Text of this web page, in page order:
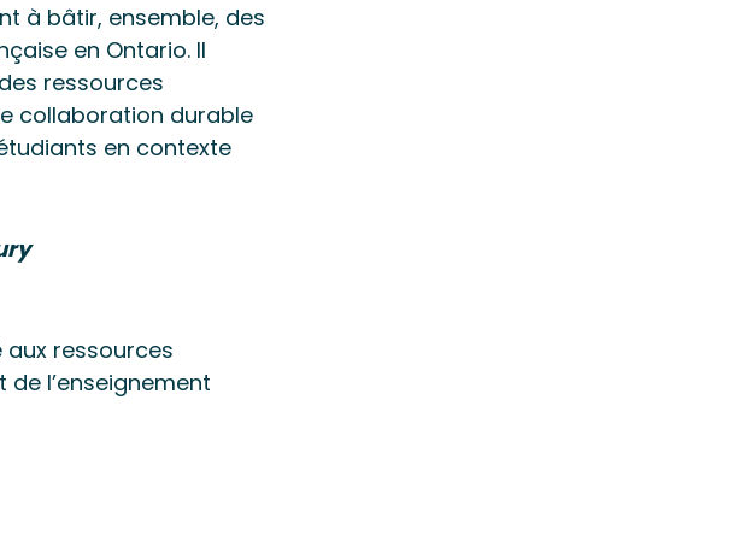
à bâtir, ensemble, des
en Ontario. Il
ressources
collaboration durable
en contexte
aux ressources
l’enseignement